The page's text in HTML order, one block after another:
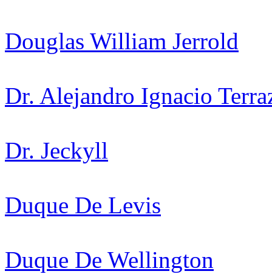
Douglas William Jerrold
Dr. Alejandro Ignacio
Dr. Jeckyll
Duque De Levis
Duque De Wellington